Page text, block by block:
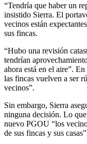
“Tendría que haber un
insistido Sierra. El
vecinos están
sus fincas.
“Hubo una revisión
tendrían
ahora está en el aire”.
las fincas vuelven a ser
vecinos”.
Sin embargo, Sierra
ninguna decisión. Lo
nuevo PGOU “los
de sus fincas y sus